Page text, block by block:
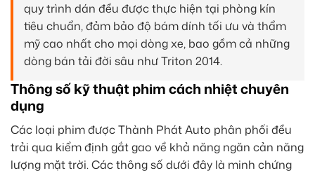
quy trình dán đều được thực hiện tại phòng kín
tiêu chuẩn, đảm bảo độ bám dính tối ưu và thẩm
mỹ cao nhất cho mọi dòng xe, bao gồm cả những
dòng bán tải đời sâu như Triton 2014.
Thông số kỹ thuật phim cách nhiệt chuyên
dụng
Các loại phim được Thành Phát Auto phân phối đều
trải qua kiểm định gắt gao về khả năng ngăn cản năng
lượng mặt trời. Các thông số dưới đây là minh chứng